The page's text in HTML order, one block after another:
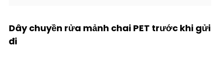
Dây chuyền rửa mảnh chai PET trước khi gửi
đi